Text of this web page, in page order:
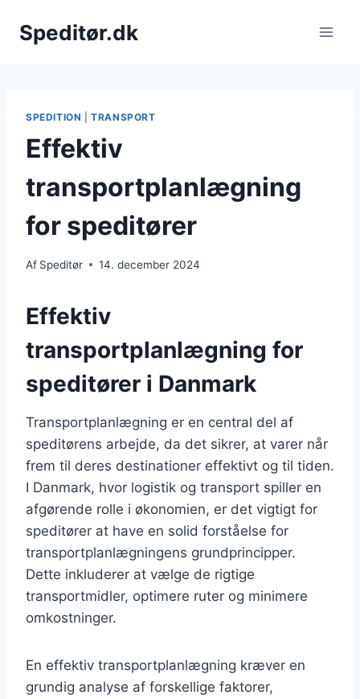
Speditør.dk
SPEDITION |TRANSPORT
Effektiv
transportplanlægning
for speditører
Af Speditør 14. december 2024
Effektiv
transportplanlægning for
speditører i Danmark
Transportplanlægning er en central del af
speditørens arbejde, da det sikrer, at varer når
frem til deres destinationer effektivt og til tiden.
I Danmark, hvor logistik og transport spiller en
afgørende rolle i økonomien, er det vigtigt for
speditører at have en solid forståelse for
transportplanlægningens grundprincipper.
Dette inkluderer at vælge de rigtige
transportmidler, optimere ruter og minimere
omkostninger.
En effektiv transportplanlægning kræver en
grundig analyse af forskellige faktorer,